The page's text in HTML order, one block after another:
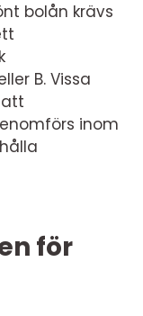
bolån krävs
B. Vissa
inom
för